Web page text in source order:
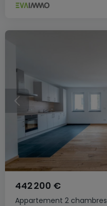
Appartement 2 chambres
442 200 €